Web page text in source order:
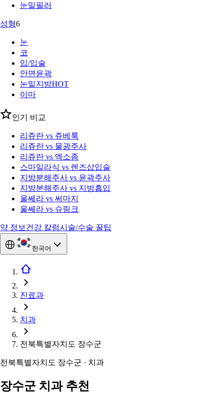
눈밑필러
성형6
눈
코
입/입술
안면윤곽
눈밑지방HOT
이마
인기 비교
리쥬란 vs 쥬베룩
리쥬란 vs 물광주사
리쥬란 vs 엑소좀
스마일라식 vs 렌즈삽입술
지방분해주사 vs 윤곽주사
지방분해주사 vs 지방흡입
울쎄라 vs 써마지
울쎄라 vs 슈링크
약 정보 건강 칼럼시술/수술 꿀팁
한국어
진료과
치과
전북특별자치도 장수군
전북특별자치도 장수군 · 치과
장수군 치과 추천